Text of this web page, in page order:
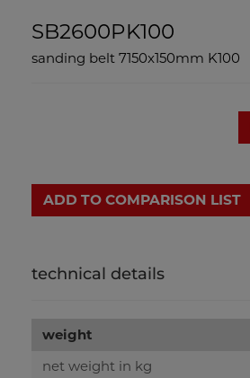
SB2600PK100
sanding belt 7150x150mm K100
ADD TO COMPARISON LIST
technical details
weight
net weight in kg